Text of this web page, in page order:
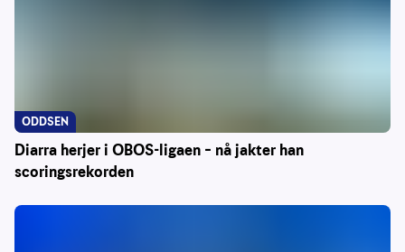
Diarra herjer i OBOS-ligaen – nå jakter han
scoringsrekorden
ODDSEN